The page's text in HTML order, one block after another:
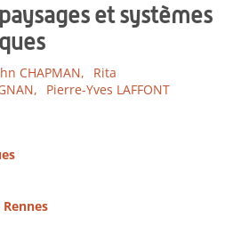
et systèmes
CHAPMAN,
Rita
Pierre-Yves LAFFONT